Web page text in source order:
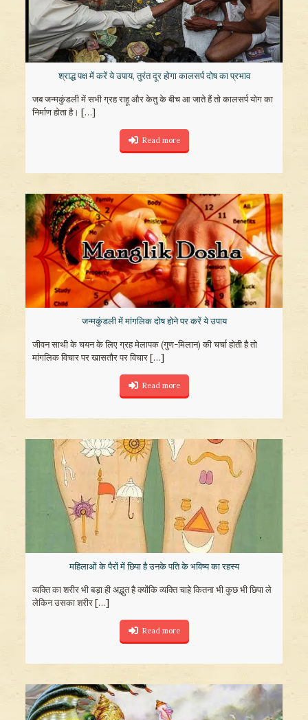
श्राद्ध पक्ष में करें ये उपाय, तुरंत दूर होगा कालसर्प दोष का प्रभाव
जब जन्मकुंडली में सभी ग्रह राहू और केतु के बीच आ जाते हैं तो कालसर्प योग का
निर्माण होता है। […]
Read more
जन्मकुंडली में मांगलिक दोष होने पर करें ये उपाय
जीवन साथी के चयन के लिए ग्रह मेलापक (गुण-मिलान) की चर्चा होती है तो
मांगलिक विचार पर खासतौर पर विचार[…]
Read more
महिलाओं के पैरों में छिपा है उनके पति के भविष्‍य का रहस्‍य
व्‍यक्ति का शरीर भी बड़ा ही अद्भुत है क्‍योंकि व्‍यक्ति चाहे कितना भी कुछ भी छिपा ले
लेकिन उसका शरीर[…]
Read more